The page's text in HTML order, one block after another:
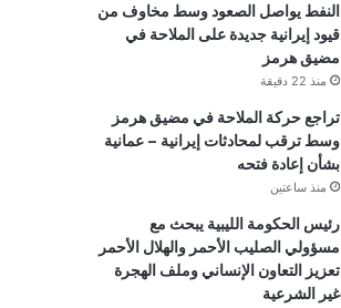
النفط يواصل الصعود وسط مخاوف من
قيود إيرانية جديدة على الملاحة في
مضيق هرمز
منذ 22 دقيقة
تراجع حركة الملاحة في مضيق هرمز
وسط ترقب لمحادثات إيرانية – عمانية
بشأن إعادة فتحه
منذ ساعتين
رئيس الحكومة الليبية يبحث مع
مسؤولي الصليب الأحمر والهلال الأحمر
تعزيز التعاون الإنساني وملف الهجرة
غير الشرعية